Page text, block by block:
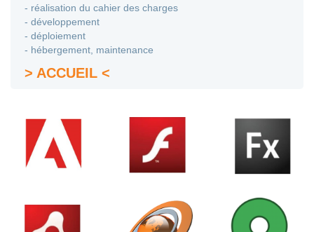
- réalisation du cahier des charges
- développement
- déploiement
- hébergement, maintenance
> ACCUEIL <